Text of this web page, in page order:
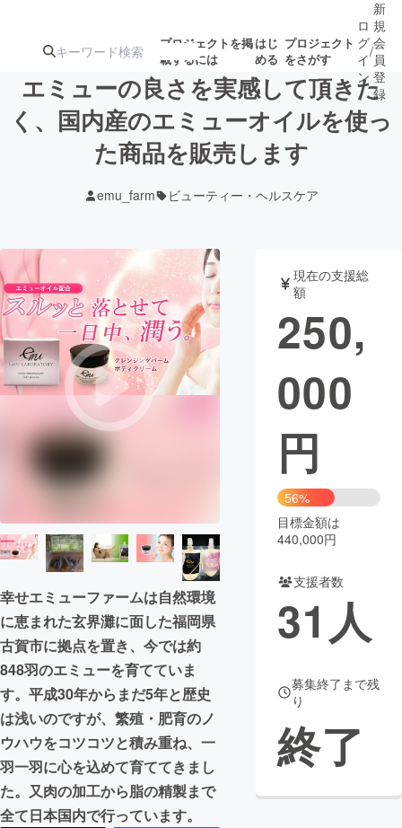
プロジェクトを掲
載するには
はじ
める
プロジェクト
をさがす
注目のリ 注目の新着プロ募集終了が近いプ
テクノロジー・ガジェット
映像・映画 書籍・雑誌
ビジネス・起業 チャレンジ
まちづくり・地域活性化
CAMPFIRE for Social Good
CAMPFIRE Creation
machi-ya コミュニティ
ロ
グ
イ
ン
/
新
規
会
員
登
録
エミューの良さを実感して頂きた
く、国内産のエミューオイルを使っ
た商品を販売します
emu_farm ビューティー・ヘルスケア
幸せエミューファームは自然環境
に恵まれた玄界灘に面した福岡県
古賀市に拠点を置き、今では約
848羽のエミューを育てていま
す。平成30年からまだ5年と歴史
は浅いのですが、繁殖・肥育のノ
ウハウをコツコツと積み重ね、一
羽一羽に心を込めて育ててきまし
た。又肉の加工から脂の精製まで
全て日本国内で行っています。
現在の支援総
額
250,
000
円
56%
目標金額は
440,000円
支援者数
31 人
募集終了まで残
り
終了